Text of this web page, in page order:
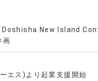
Doshisha New Island
画
エス)より起業支援開始